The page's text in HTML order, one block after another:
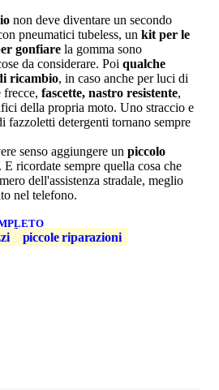
non deve diventare un secondo
pneumatici tubeless, un kit per le
gonfiare la gomma sono
da considerare. Poi qualche
ricambio, in caso anche per luci di
frecce, fascette, nastro resistente,
della propria moto. Uno straccio e
fazzoletti detergenti tornano sempre
senso aggiungere un piccolo
E ricordate sempre quella cosa che
dell'assistenza stradale, meglio
nel telefono.
piccole riparazioni